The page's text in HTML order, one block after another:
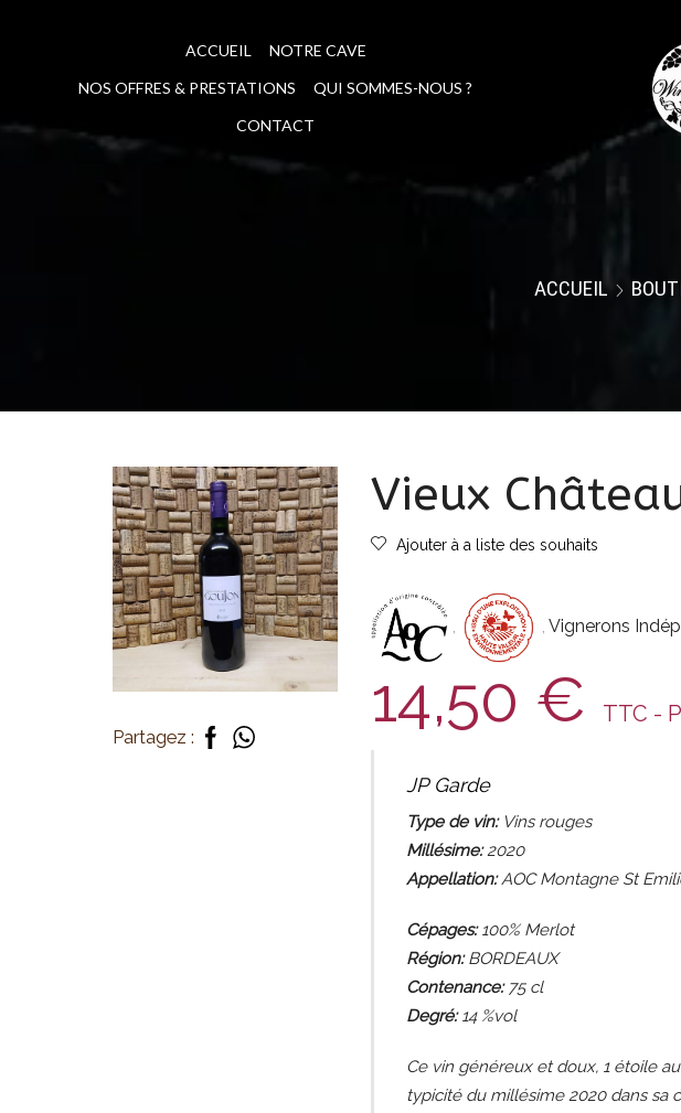
ACCUEIL
NOTRE CAVE
NOS OFFRES & PRESTATIONS
QUI SOMMES-NOUS ?
CONTACT
ACCUEIL
Partagez :
Vieux
Ajouter à a liste des souhaits
, , Vignerons
14,50 € TTC -
JP Garde
Type de vin: Vins rouges
Millésime:2020
Appellation: AOC Montagne St
Cépages:100% Merlot
Région: BORDEAUX
Contenance:75cl
Degré:14 %vol
Ce vin généreux et doux, 1 étoile
typicité du millésime 2020 dans sa